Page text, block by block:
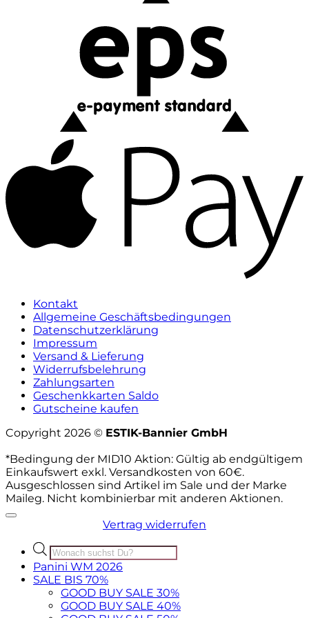
Kontakt
Allgemeine Geschäftsbedingungen
Datenschutzerklärung
Impressum
Versand & Lieferung
Widerrufsbelehrung
Zahlungsarten
Geschenkkarten Saldo
Gutscheine kaufen
Copyright 2026 © ESTIK-Bannier GmbH
*Bedingung der MID10 Aktion: Gültig ab endgültigem
Einkaufswert exkl. Versandkosten von 60€.
Ausgeschlossen sind Artikel im Sale und der Marke
Maileg. Nicht kombinierbar mit anderen Aktionen.
Vertrag widerrufen
Products
search
Panini WM 2026
SALE BIS 70%
GOOD BUY SALE 30%
GOOD BUY SALE 40%